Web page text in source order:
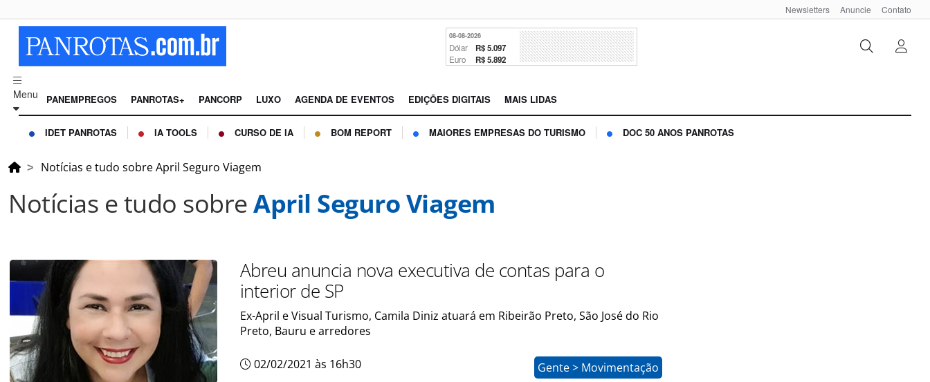
Newsletters Anuncie Contato
08-08-2026
Dólar R$ 5.097
Euro R$ 5.892
Menu PANEMPREGOS PANROTAS+ PANCORP LUXO AGENDA DE EVENTOS EDIÇÕES DIGITAIS MAIS LIDAS
IDET PANROTAS IA TOOLS CURSO DE IA BOM REPORT MAIORES EMPRESAS DO TURISMO DOC 50 ANOS PANROTAS
Notícias e tudo sobre April Seguro Viagem
Notícias e tudo sobreApril Seguro Viagem
Abreu anuncia nova executiva de contas para o
interior de SP
Ex-April e Visual Turismo, Camila Diniz atuará em Ribeirão Preto, São José do Rio
Preto, Bauru e arredores
02/02/2021 às 16h30 Gente > Movimentação